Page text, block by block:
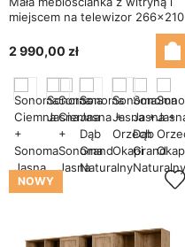
miejscem na telewizor 266×210
cm Sonoma Jasna – APOLLO
2 990,00 zł
NOWY